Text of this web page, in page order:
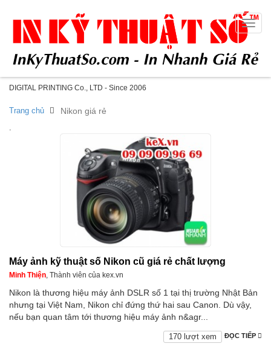
DIGITAL PRINTING Co., LTD - Since 2006
Toggle
Trang chủ Nikon giá rẻ
.
Máy ảnh kỹ thuật số Nikon cũ giá rẻ chất lượng
Minh Thiện, Thành viên của kex.vn
Nikon là thương hiệu máy ảnh DSLR số 1 tại thị trường Nhật Bản
nhưng tại Việt Nam, Nikon chỉ đứng thứ hai sau Canon. Dù vậy,
nếu bạn quan tâm tới thương hiệu máy ảnh n&agr...
ĐỌC TIẾP
170 lượt xem